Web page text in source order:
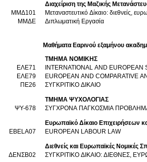
Διαχείριση της Μαζικής
ΜΜΔ101
Μεταναστευτικό Δίκαιο: διεθνείς,
ΜΜΔΕ
Διπλωματική Εργασία
Μαθήματα Εαρινού εξαμήνου
ΤΜΗΜΑ ΝΟΜΙΚΗΣ
ΕΛΕ71
INTERNATIONAL AND EUROPEAN
ΕΛΕ79
EUROPEAN AND COMPARATIVE
ΠΕ26
ΣΥΓΚΡΙΤΙΚΟ ΔΙΚΑΙΟ
ΤΜΗΜΑ ΨΥΧΟΛΟΓΙΑΣ
ΨΥ-678
ΣΥΓΧΡΟΝΑ ΠΑΓΚΟΣΜΙΑ
Ευρωπαϊκό Δίκαιο Επιχειρήσεων
EBELA07
EUROPEAN LABOUR LAW
Διεθνείς και Ευρωπαϊκές Νομικές
ΔΕΝΣΒ02
ΣΥΓΚΡΙΤΙΚΟ ΔΙΚΑΙΟ: ΔΙΕΘΝΕΣ,